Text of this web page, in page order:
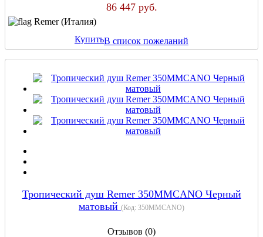
86 447 руб.
Remer (Италия)
КупитьВ список пожеланий
Тропический душ Remer 350MMCANO Черный
матовый (Код: 350MMCANO)
Отзывов (0)